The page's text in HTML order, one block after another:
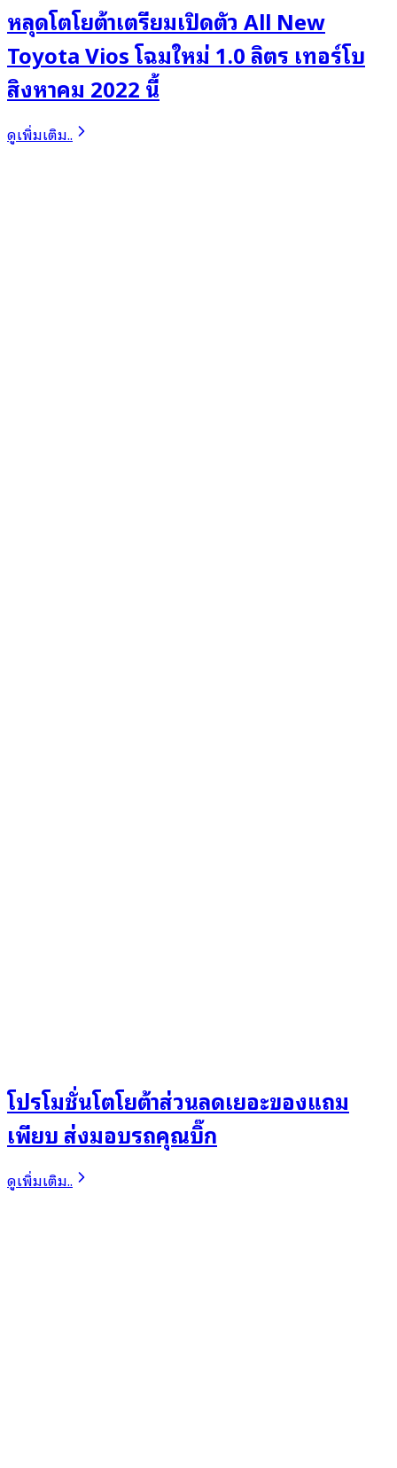
หลุดโตโยต้าเตรียมเปิดตัว All New
Toyota Vios โฉมใหม่ 1.0 ลิตร เทอร์โบ
สิงหาคม 2022 นี้
ดูเพิ่มเติม..
โปรโมชั่นโตโยต้าส่วนลดเยอะของแถม
เพียบ ส่งมอบรถคุณบิ๊ก
ดูเพิ่มเติม..